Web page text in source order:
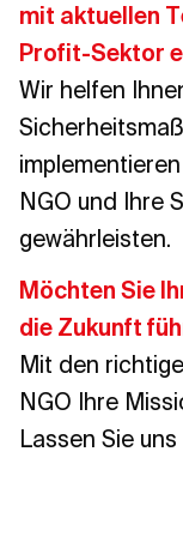
mit aktuellen
Profit-Sektor
Wir helfen
NGO und Ihre
gewährleisten.
Möchten Sie
die Zukunft
Mit den
NGO Ihre
Lassen Sie